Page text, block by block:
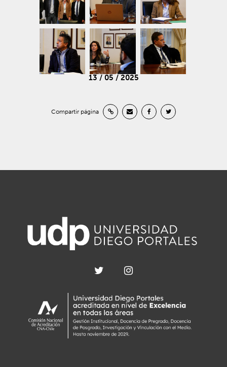
13 / 05 / 2025
Compartir página